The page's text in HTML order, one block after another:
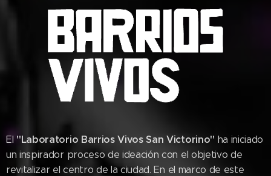
El "Laboratorio Barrios Vivos San Victorino" ha iniciado
un inspirador proceso de ideación con el objetivo de
revitalizar el centro de la ciudad. En el marco de este